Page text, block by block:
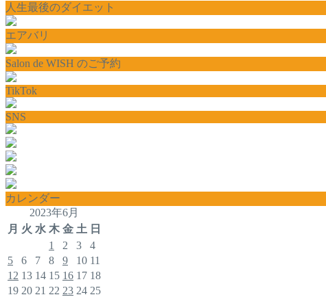
人生最後のダイエット
エアバリ
Salon de WISH のご予約
TikTok
SNS
カレンダー
2023年6月
月 火 水 木 金 土 日
1
2 3
4
5
6 7 8 9 10 11
12 13 14 15 16 17 18
19 20 21 22 23 24 25